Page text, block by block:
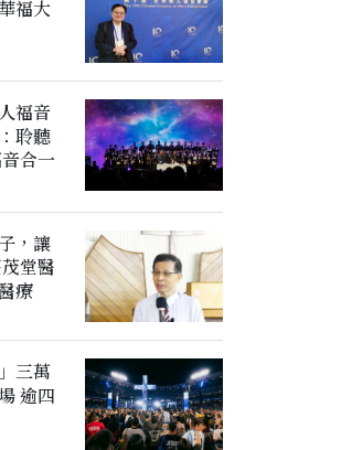
福大
福音
聆聽
合一
，讓
堂醫
療
三萬
逾四